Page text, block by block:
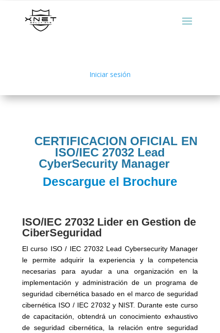
Iniciar sesión
CERTIFICACION OFICIAL EN
ISO/IEC 27032 Lead
CyberSecurity Manager
Descargue el Brochure
ISO/IEC 27032 Lider en Gestion de
CiberSeguridad
El curso ISO / IEC 27032 Lead Cybersecurity Manager
le permite adquirir la experiencia y la competencia
necesarias para ayudar a una organización en la
implementación y administración de un programa de
seguridad cibernética basado en el marco de seguridad
cibernética ISO / IEC 27032 y NIST. Durante este curso
de capacitación, obtendrá un conocimiento exhaustivo
de seguridad cibernética, la relación entre seguridad